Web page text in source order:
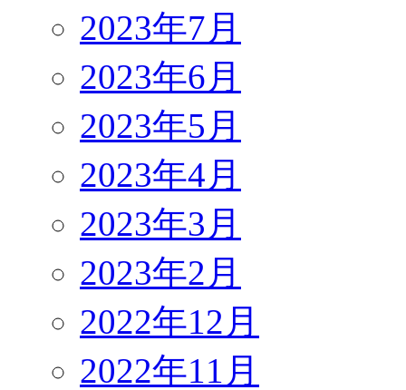
2023年7月
2023年6月
2023年5月
2023年4月
2023年3月
2023年2月
2022年12月
2022年11月